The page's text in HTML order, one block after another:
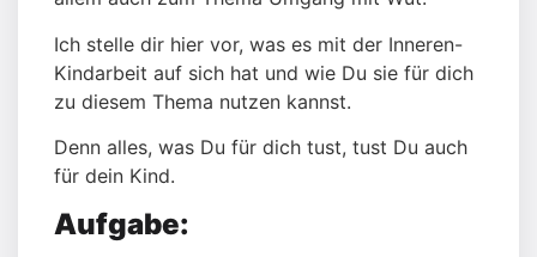
Ich stelle dir hier vor, was es mit der Inneren-
Kindarbeit auf sich hat und wie Du sie für dich
zu diesem Thema nutzen kannst.
Denn alles, was Du für dich tust, tust Du auch
für dein Kind.
Aufgabe: